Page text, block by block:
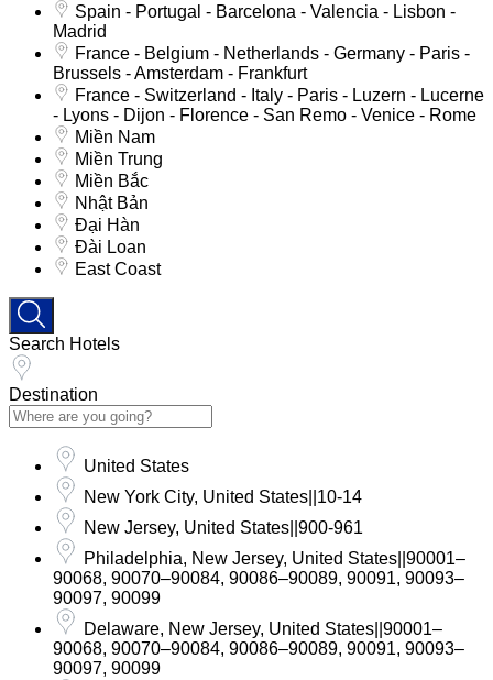
Spain - Portugal - Barcelona - Valencia - Lisbon -
Madrid
France - Belgium - Netherlands - Germany - Paris -
Brussels - Amsterdam - Frankfurt
France - Switzerland - Italy - Paris - Luzern - Lucerne
- Lyons - Dijon - Florence - San Remo - Venice - Rome
Miền Nam
Miền Trung
Miền Bắc
Nhật Bản
Đại Hàn
Đài Loan
East Coast
Search Hotels
Destination
United States
New York City, United States||10-14
New Jersey, United States||900-961
Philadelphia, New Jersey, United States||90001–
90068, 90070–90084, 90086–90089, 90091, 90093–
90097, 90099
Delaware, New Jersey, United States||90001–
90068, 90070–90084, 90086–90089, 90091, 90093–
90097, 90099